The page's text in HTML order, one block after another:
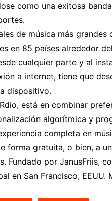
como una exitosa
de música más
en 85 países alrededor
cualquier parte y al
a internet, tiene que
dispositivo.
está en combinar
algorítmica y
completa en
forma gratuita, o bien, a
Fundado por JanusFriis,
en San Francisco, EEUU.